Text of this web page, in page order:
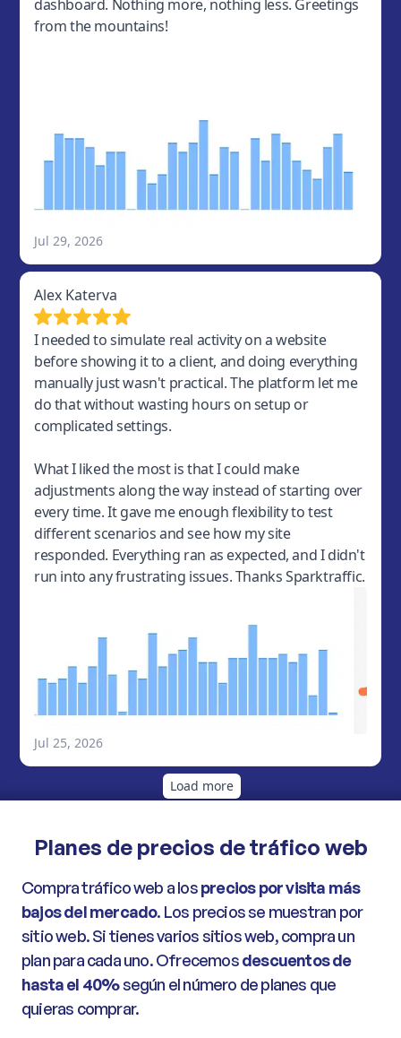
Planes de precios de tráfico web
Compra tráfico web a losprecios por visita más
bajos del mercado. Los precios se muestran por
sitio web. Si tienes varios sitios web, compra un
plan para cada uno. Ofrecemosdescuentos de
hasta el 40%según el número de planes que
quieras comprar.